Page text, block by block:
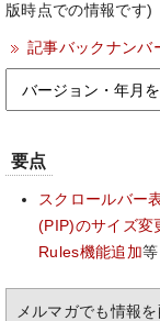
版時点での情報です)
記事バックナンバ
要点
スクロールバー
(PIP)のサイズ変
Rules機能追加等
メルマガでも情報